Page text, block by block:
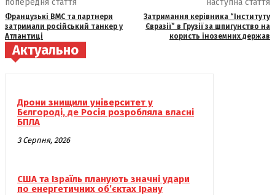
Французькі ВМС та партнери
затримали російський танкер у
Атлантиці
Затримання керівника “Інституту
Євразії” в Грузії за шпигунство на
користь іноземних держав
Актуально
Дрони знищили університет у
Бєлгороді, де Росія розробляла власні
БПЛА
3 Серпня, 2026
США та Ізраїль планують значні удари
по енергетичних об’єктах Ірану